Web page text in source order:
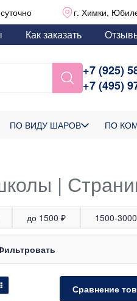
г. Химки,
Как заказать
+7 (925)
+7 (495)
ПО ВИДУ ШАРОВ ПО
|
до 1500 ₽ 1500-
Сравнение